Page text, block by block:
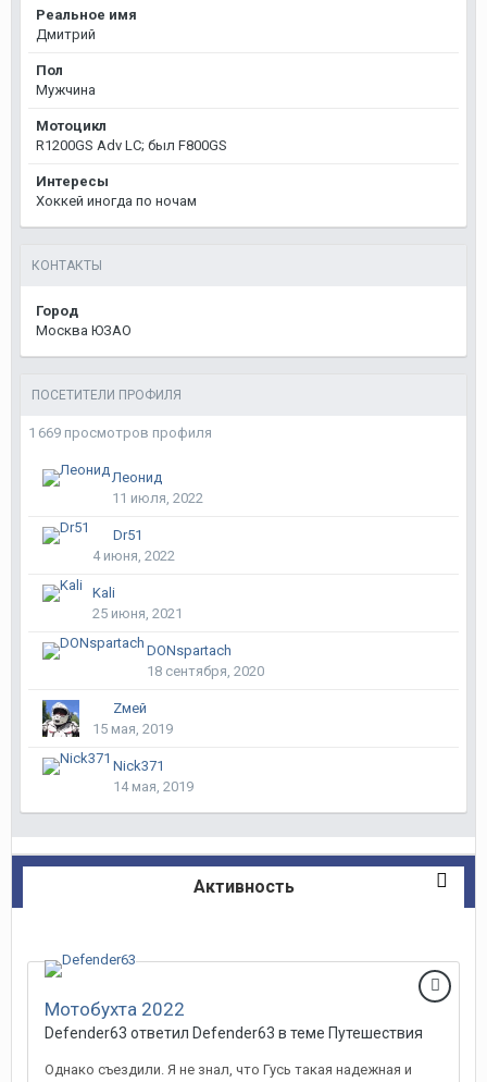
Реальное имя
Дмитрий
Пол
Мужчина
Мотоцикл
R1200GS Adv LC; был F800GS
Интересы
Хоккей иногда по ночам
КОНТАКТЫ
Город
Москва ЮЗАО
ПОСЕТИТЕЛИ ПРОФИЛЯ
1 669 просмотров профиля
Леонид
11 июля, 2022
Dr51
4 июня, 2022
Kali
25 июня, 2021
DONspartach
18 сентября, 2020
Zмей
15 мая, 2019
Nick371
14 мая, 2019
Активность
Мотобухта 2022
Defender63 ответил Defender63 в теме Путешествия
Однако съездили. Я не знал, что Гусь такая надежная и